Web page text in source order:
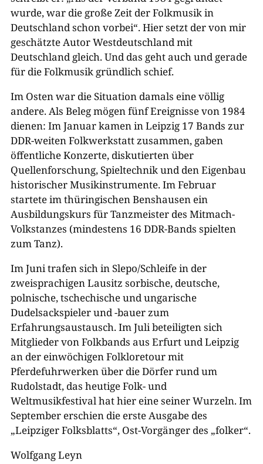
wurde, war die große Zeit der Folkmusik in
Deutschland schon vorbei“. Hier setzt der von mir
geschätzte Autor Westdeutschland mit
Deutschland gleich. Und das geht auch und gerade
für die Folkmusik gründlich schief.
Im Osten war die Situation damals eine völlig
andere. Als Beleg mögen fünf Ereignisse von 1984
dienen: Im Januar kamen in Leipzig 17 Bands zur
DDR-weiten Folkwerkstatt zusammen, gaben
öffentliche Konzerte, diskutierten über
Quellenforschung, Spieltechnik und den Eigenbau
historischer Musikinstrumente. Im Februar
startete im thüringischen Benshausen ein
Ausbildungskurs für Tanzmeister des Mitmach-
Volkstanzes (mindestens 16 DDR-Bands spielten
zum Tanz).
Im Juni trafen sich in Slepo/Schleife in der
zweisprachigen Lausitz sorbische, deutsche,
polnische, tschechische und ungarische
Dudelsackspieler und -bauer zum
Erfahrungsaustausch. Im Juli beteiligten sich
Mitglieder von Folkbands aus Erfurt und Leipzig
an der einwöchigen Folkloretour mit
Pferdefuhrwerken über die Dörfer rund um
Rudolstadt, das heutige Folk- und
Weltmusikfestival hat hier eine seiner Wurzeln. Im
September erschien die erste Ausgabe des
„Leipziger Folksblatts“, Ost-Vorgänger des „folker“.
Wolfgang Leyn